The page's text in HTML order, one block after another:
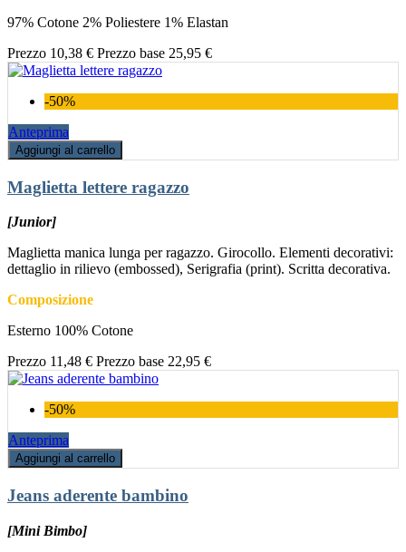
97% Cotone 2% Poliestere 1% Elastan
Prezzo 10,38 € Prezzo base 25,95 €
-50%
Anteprima
Aggiungi al carrello
Maglietta lettere ragazzo
[Junior]
Maglietta manica lunga per ragazzo. Girocollo. Elementi decorativi:
dettaglio in rilievo (embossed), Serigrafia (print). Scritta decorativa.
Composizione
Esterno 100% Cotone
Prezzo 11,48 € Prezzo base 22,95 €
-50%
Anteprima
Aggiungi al carrello
Jeans aderente bambino
[Mini Bimbo]